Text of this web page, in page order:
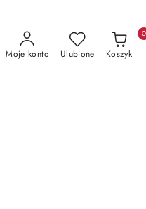
Moje konto Ulubione Koszyk
0